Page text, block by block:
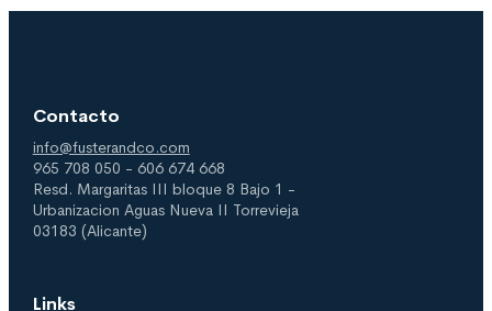
Contacto
info@fusterandco.com
965 708 050 - 606 674 668
Resd. Margaritas III bloque 8 Bajo 1 -
Urbanizacion Aguas Nueva II Torrevieja
03183 (Alicante)
Links